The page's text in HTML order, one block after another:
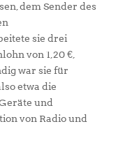
dem Sender des
sie drei
von 1,20 €,
war sie für
etwa die
und
von Radio und